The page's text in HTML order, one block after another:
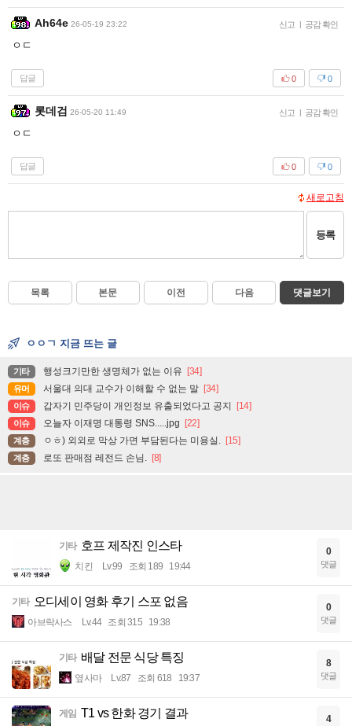
Ah64e 26-05-19 23:22 신고 공감 확인
ㅇㄷ
답글 0
0
롯데검 26-05-20 11:49 신고 공감 확인
ㅇㄷ
답글 0
0
새로고침
등록
목록 본문 이전 다음 댓글보기
ㅇㅇㄱ 지금 뜨는 글
기타 행성크기만한 생명체가 없는 이유 [34]
유머 서울대 의대 교수가 이해할 수 없는 말 [34]
이슈 갑자기 민주당이 개인정보 유출되었다고 공지 [14]
이슈 오늘자 이재명 대통령 SNS.....jpg [22]
계층 ㅇㅎ) 외외로 막상 가면 부담된다는 미용실. [15]
계층 로또 판매점 레전드 손님. [8]
기타 호프 제작진 인스타
치킨 Lv.99 조회 189 19:44
0
댓글
기타 오디세이 영화 후기 스포 없음
아브락사스 Lv.44 조회 315 19:38
0
댓글
기타 배달 전문 식당 특징
옆사마 Lv.87 조회 618 19:37
8
댓글
게임 T1 vs 한화 경기 결과 4